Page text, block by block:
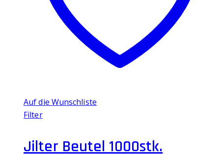
Auf die Wunschliste
Filter
Jilter Beutel 1000stk.